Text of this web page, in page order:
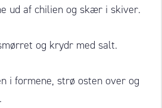
ud af chilien og skær i skiver.
og krydr med salt.
i formene, strø osten over og